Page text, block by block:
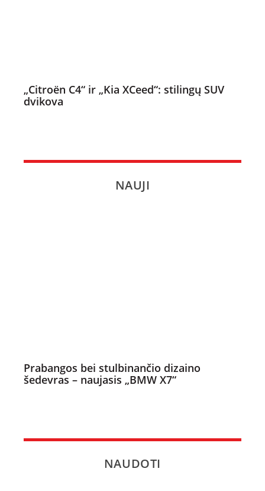
„Citroën C4“ ir „Kia XCeed“: stilingų SUV
dvikova
NAUJI
Prabangos bei stulbinančio dizaino
šedevras – naujasis „BMW X7“
NAUDOTI